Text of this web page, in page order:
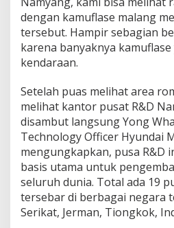
r
o
d
u
a
s
D
e
p
n
H
y
u
dengan kamuflase malang
tersebut. Hampir sebagian
karena banyaknya
kendaraan.
Setelah puas melihat area
melihat kantor pusat R&D
disambut langsung Yong
Technology Officer Hyundai
mengungkapkan, pusa R&D
basis utama untuk
seluruh dunia. Total ada 19
tersebar di berbagai negara
Serikat, Jerman, Tiongkok,